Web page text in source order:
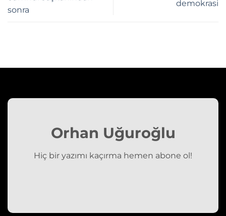
sonra
demokrasi
Orhan Uğuroğlu
Hiç bir yazımı kaçırma hemen abone ol!